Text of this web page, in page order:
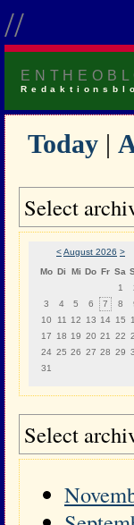
//
Today |
Select
<August 2026 >
Mo Di Mi Do Fr Sa
1
3
4 5 6 7 8
10
11 12 13 14 15
17
18 19 20 21 22
24 25 26 27 28 29
31
Select